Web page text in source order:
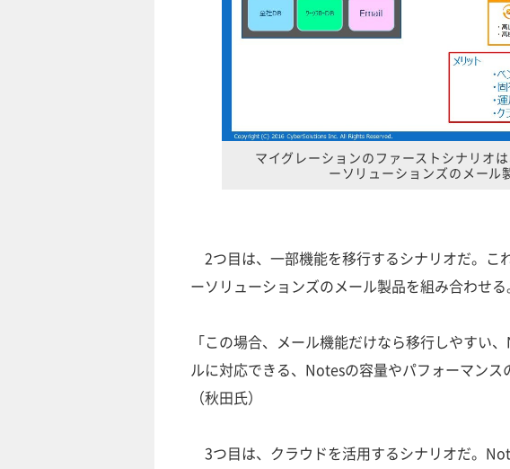
マイグレーションのファーストシナリオ
ーソリューションズのメール
2つ目は、一部機能を移行するシナリオだ。こ
ーソリューションズのメール製品を組み合わせる
「この場合、メール機能だけなら移行しやすい
ルに対応できる、Notesの容量やパフォーマンス
（秋田氏）
3つ目は、クラウドを活用するシナリオだ。